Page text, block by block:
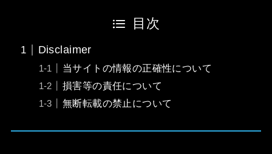
目次
Disclaimer
当サイトの情報の正確性について
損害等の責任について
無断転載の禁止について